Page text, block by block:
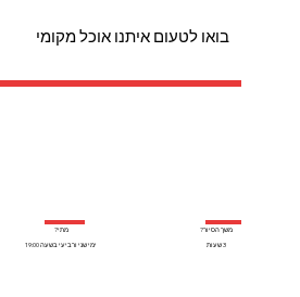
בואו לטעום איתנו אוכל מקומי
מתי?
ימי שני ורביעי בשעה 19:00
משך הסיור?
3 שעות